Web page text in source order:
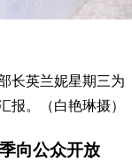
长英兰妮星期三为
报。（白艳琳摄）
向公众开放